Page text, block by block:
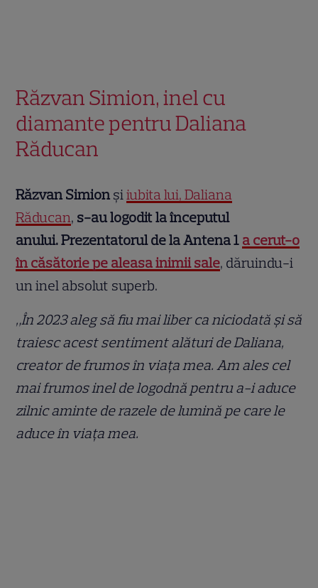
Răzvan Simion, inel cu
diamante pentru Daliana
Răducan
Răzvan Simion șiiubita lui, Daliana
Răducan, s-au logodit la începutul
anului.Prezentatorul de la Antena 1 a cerut-o
în căsătorie pe aleasa inimii sale, dăruindu-i
un inel absolut superb.
„În 2023 aleg să fiu mai liber ca niciodată și să
traiesc acest sentiment alături de Daliana,
creator de frumos în viața mea. Am ales cel
mai frumos inel de logodnă pentru a-i aduce
zilnic aminte de razele de lumină pe care le
aduce în viața mea.